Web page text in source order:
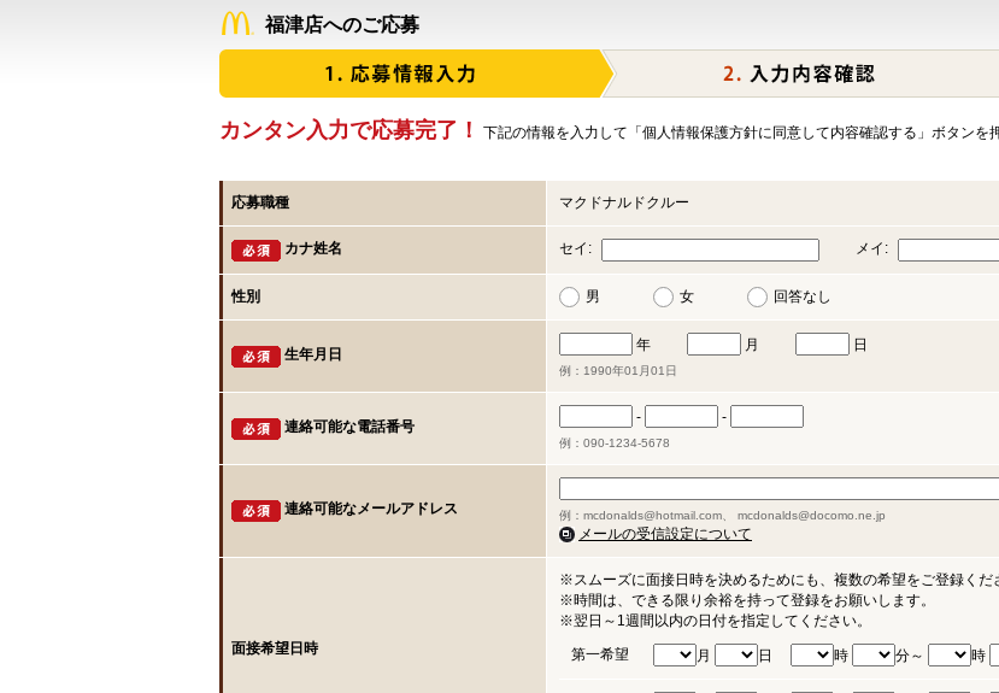
福津店へのご応募
カンタン入力で応募完了！ 下記の情報を入力して「個人情報保護方針に同意して内容確認する」ボタンを
応募職種 マクドナルドクルー
カナ姓名 セイ: メイ:
性別 男 女 回答なし
生年月日
年 月 日
例：1990年01月01日
連絡可能な電話番号
- -
例：090-1234-5678
連絡可能なメールアドレス 例：mcdonalds@hotmail.com、 mcdonalds@docomo.ne.jp
メールの受信設定について
面接希望日時
※スムーズに面接日時を決めるためにも、複数の希望をご登録くだ
※時間は、できる限り余裕を持って登録をお願いします。
※翌日～1週間以内の日付を指定してください。
第一希望
月 日 時 分～ 時